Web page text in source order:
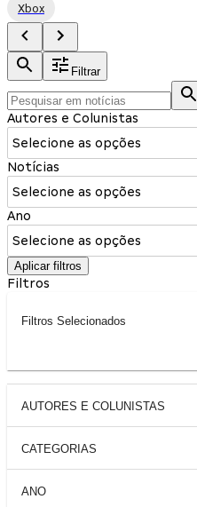
Xbox
Filtrar
Autores e Colunistas
Selecione as opções
Notícias
Selecione as opções
Ano
Selecione as opções
Aplicar filtros
Filtros
Filtros Selecionados
AUTORES E COLUNISTAS
CATEGORIAS
ANO